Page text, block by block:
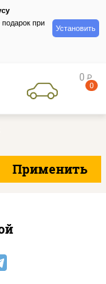
подарок при
Установить
0 руб
0